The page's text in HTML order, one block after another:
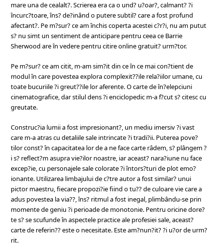
mare una de cealalt?. Scrierea era ca o und? u?oar?, calmant? ?i
încurc?toare, îns? de?inând o putere subtil? care a fost profund
afectant?. Pe m?sur? ce am închis coperta acestei c?r?i, nu am putut
s? nu simt un sentiment de anticipare pentru ceea ce Barrie
Sherwood are în vedere pentru citire online gratuit? urm?tor.
Pe m?sur? ce am citit, m-am sim?it din ce în ce mai con?tient de
modul în care povestea explora complexit??ile rela?iilor umane, cu
toate bucuriile ?i greut??ile lor aferente. O carte de în?elepciuni
cinematografice, dar stilul dens ?i enciclopedic m-a f?cut s? citesc cu
greutate.
Construc?ia lumii a fost impresionant?, un mediu imersiv ?i vast
care m-a atras cu detaliile sale intrincate ?i tradi?ii. Puterea pove?
tilor const? în capacitatea lor de a ne face carte râdem, s? plângem ?
i s? reflect?m asupra vie?ilor noastre, iar aceast? nara?iune nu face
excep?ie, cu personajele sale colorate ?i întors?turi de plot emo?
ionante. Utilizarea limbajului de c?tre autor a fost similar? unui
pictor maestru, fiecare propozi?ie fiind o tu?? de culoare vie care a
adus povestea la via??, îns? ritmul a fost inegal, plimbându-se prin
momente de geniu ?i perioade de monotonie. Pentru oricine dore?
te s? se scufunde în aspectele practice ale profesiei sale, aceast?
carte de referin?? este o necesitate. Este am?nun?it? ?i u?or de urm?
rit.